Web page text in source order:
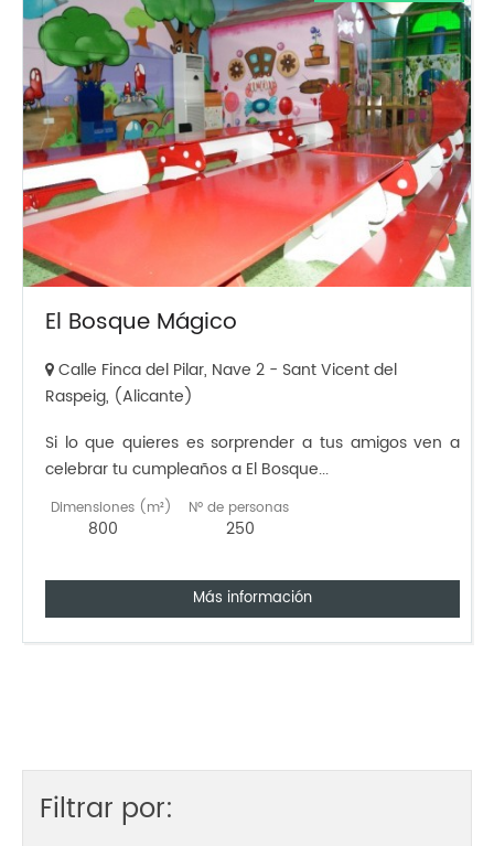
El Bosque Mágico
Calle Finca del Pilar, Nave 2 - Sant Vicent del
Raspeig, (Alicante)
Si lo que quieres es sorprender a tus amigos ven a
celebrar tu cumpleaños a El Bosque...
Dimensiones (m²)
800
Nº de personas
250
Más información
Filtrar por: